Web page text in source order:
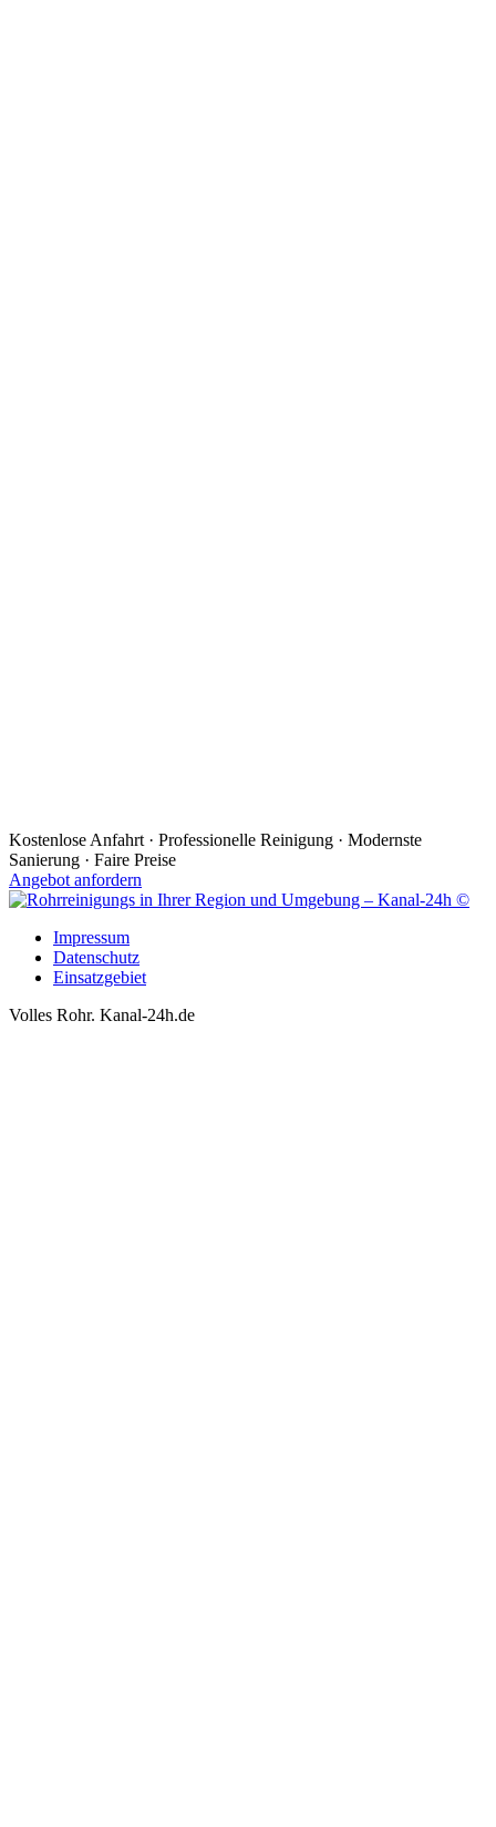
Kostenlose Anfahrt · Professionelle Reinigung · Modernste
Sanierung · Faire Preise
Angebot anfordern
Impressum
Datenschutz
Einsatzgebiet
Volles Rohr. Kanal-24h.de